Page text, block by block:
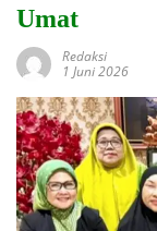
Umat
Redaksi
1 Juni 2026